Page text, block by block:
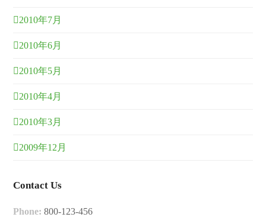
2010年7月
2010年6月
2010年5月
2010年4月
2010年3月
2009年12月
Contact Us
Phone: 800-123-456